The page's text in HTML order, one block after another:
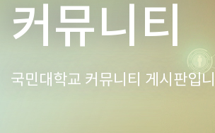
커뮤니티
국민대학교 커뮤니티 게시판입